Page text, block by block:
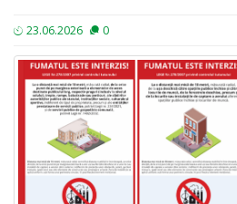
23.06.2026 0